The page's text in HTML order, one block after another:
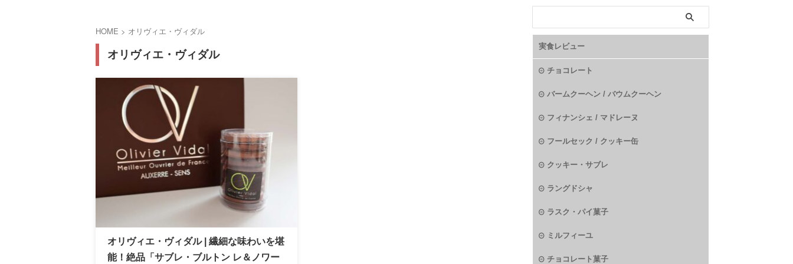
HOME > オリヴィエ・ヴィダル
オリヴィエ・ヴィダル
オリヴィエ・ヴィダル | 繊細な味わいを堪
能！絶品「サブレ・ブルトン レ＆ノワー
実食レビュー
チョコレート
バームクーヘン / バウムクーヘン
フィナンシェ / マドレーヌ
フールセック / クッキー缶
クッキー・サブレ
ラングドシャ
ラスク・パイ菓子
ミルフィーユ
チョコレート菓子